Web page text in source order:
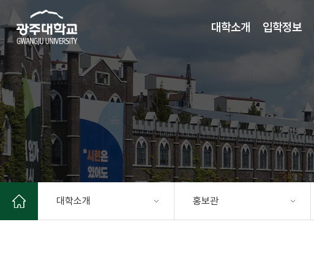
대학소개 입학정보
대학소개 홍보관